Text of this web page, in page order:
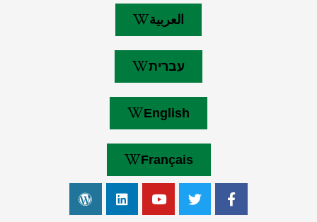
العربية
עברית
English
Français